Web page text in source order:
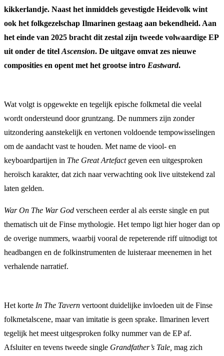
kikkerlandje. Naast het inmiddels gevestigde Heidevolk wint
ook het folkgezelschap Ilmarinen gestaag aan bekendheid. Aan
het einde van 2025 bracht dit zestal zijn tweede volwaardige EP
uit onder de titel Ascension. De uitgave omvat zes nieuwe
composities en opent met het grootse intro Eastward.
Wat volgt is opgewekte en tegelijk epische folkmetal die veelal
wordt ondersteund door gruntzang. De nummers zijn zonder
uitzondering aanstekelijk en vertonen voldoende tempowisselingen
om de aandacht vast te houden. Met name de viool- en
keyboardpartijen in The Great Artefactgeven een uitgesproken
heroïsch karakter, dat zich naar verwachting ook live uitstekend zal
laten gelden.
War On The War God verscheen eerder al als eerste single en put
thematisch uit de Finse mythologie. Het tempo ligt hier hoger dan op
de overige nummers, waarbij vooral de repeterende riff uitnodigt tot
headbangen en de folkinstrumenten de luisteraar meenemen in het
verhalende narratief.
Het korte In The Tavern vertoont duidelijke invloeden uit de Finse
folkmetalscene, maar van imitatie is geen sprake. Ilmarinen levert
tegelijk het meest uitgesproken folky nummer van de EP af.
Afsluiter en tevens tweede single Grandfather’s Tale, mag zich